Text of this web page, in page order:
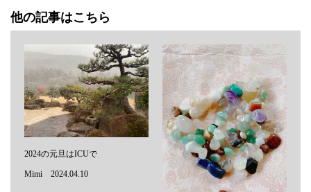
他の記事はこちら
2024の元旦はICUで
Mimi 2024.04.10